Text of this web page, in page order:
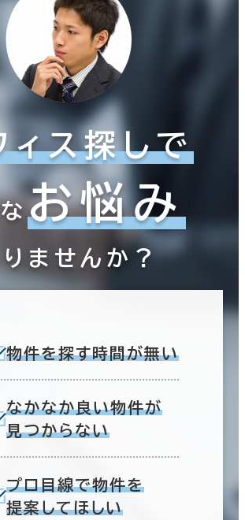
ィス探しで
お悩み
りませんか？
物件を探す時間が無い
なかなか良い物件が
見つからない
プロ目線で物件を
提案してほしい